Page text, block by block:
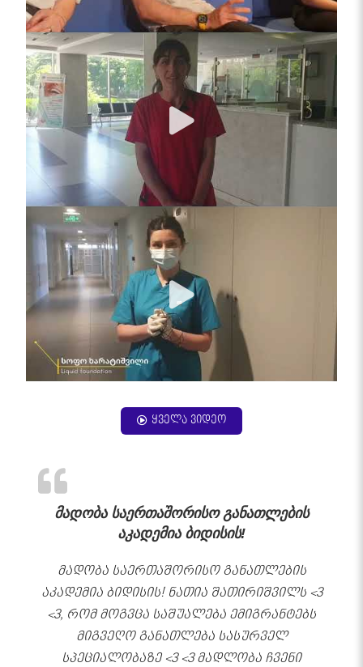
ყველა ვიდეო
მადობა საერთაშორისო განათლების
აკადემია ბიდისის!
მადობა საერთაშორისო განათლების
აკადემია ბიდისის! ნათია შათირიშვილს <3
<3, რომ მოგვცა საშუალება ემიგრანტებს
მიგვეღო განათლება სასურველ
სპეციალობაზე <3 <3 მადლობა ჩვენი